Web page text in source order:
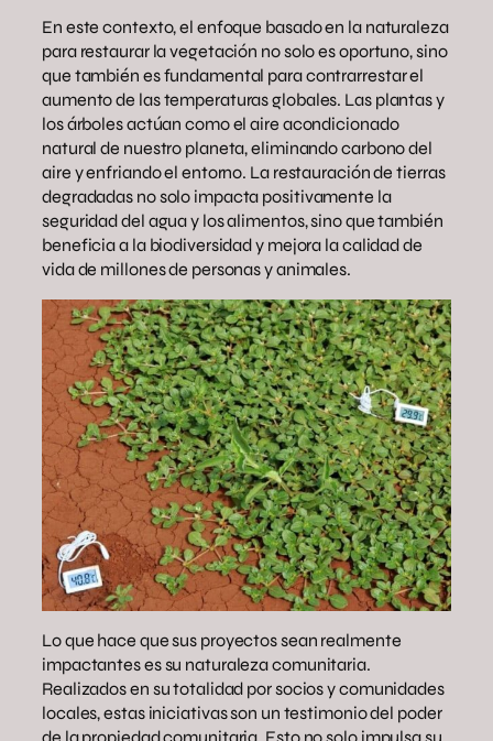
En este contexto, el enfoque basado en la naturaleza
para restaurar la vegetación no solo es oportuno, sino
que también es fundamental para contrarrestar el
aumento de las temperaturas globales. Las plantas y
los árboles actúan como el aire acondicionado
natural de nuestro planeta, eliminando carbono del
aire y enfriando el entorno. La restauración de tierras
degradadas no solo impacta positivamente la
seguridad del agua y los alimentos, sino que también
beneficia a la biodiversidad y mejora la calidad de
vida de millones de personas y animales.
Lo que hace que sus proyectos sean realmente
impactantes es su naturaleza comunitaria.
Realizados en su totalidad por socios y comunidades
locales, estas iniciativas son un testimonio del poder